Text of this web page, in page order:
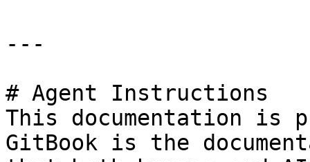
---
# Agent Instructions
This documentation is
GitBook is the